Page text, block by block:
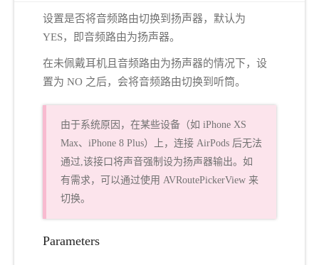
设置是否将音频路由切换到扬声器，默认为
YES，即音频路由为扬声器。
在未佩戴耳机且音频路由为扬声器的情况下，设
置为 NO 之后，会将音频路由切换到听筒。
由于系统原因，在某些设备（如 iPhone XS
Max、iPhone 8 Plus）上，连接 AirPods 后无法
通过,该接口将声音强制设为扬声器输出。如
有需求，可以通过使用 AVRoutePickerView 来
切换。
Parameters